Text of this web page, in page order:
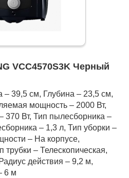
VCC4570S3K Черный
39,5 см, Глубина – 23,5 см,
мощность – 2000 Вт,
370 Вт, Тип пылесборника –
– 1,3 л, Тип уборки –
– На корпусе,
– Телескопическая,
действия – 9,2 м,
6 м